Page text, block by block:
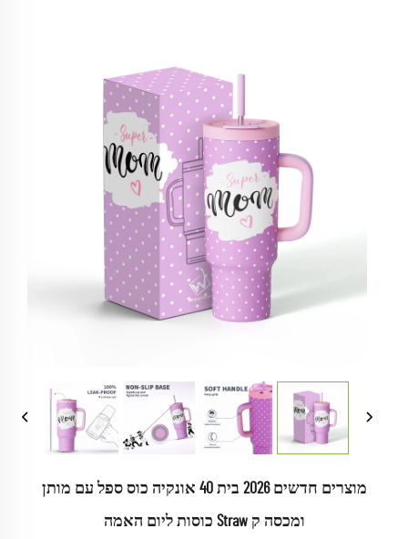
מוצרים חדשים 2026 בית 40 אונקיה כוס ספל עם מותן
ומכסה ק Straw כוסות ליום האמה